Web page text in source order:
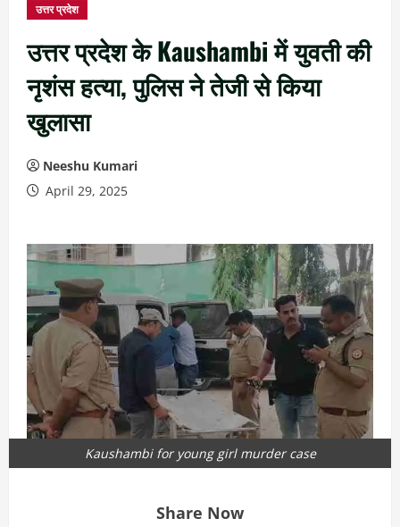
उत्तर प्रदेश
उत्तर प्रदेश के Kaushambi में युवती की
नृशंस हत्या, पुलिस ने तेजी से किया
खुलासा
Neeshu Kumari
April 29, 2025
Kaushambi for young girl murder case
Share Now